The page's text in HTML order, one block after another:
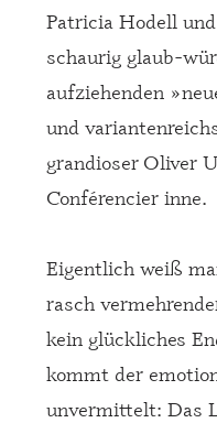
Patricia Hodell
schaurig glaub-
aufziehenden
und
grandioser Oliver
Conférencier inne.
Eigentlich weiß
rasch
kein glückliches
kommt der
unvermittelt: Das